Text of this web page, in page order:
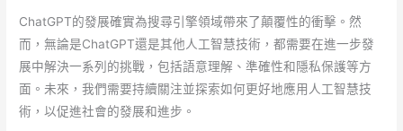
ChatGPT的發展確實為搜尋引擎領域帶來了顛覆性的衝擊。然
而，無論是ChatGPT還是其他人工智慧技術，都需要在進一步發
展中解決一系列的挑戰，包括語意理解、準確性和隱私保護等方
面。未來，我們需要持續關注並探索如何更好地應用人工智慧技
術，以促進社會的發展和進步。